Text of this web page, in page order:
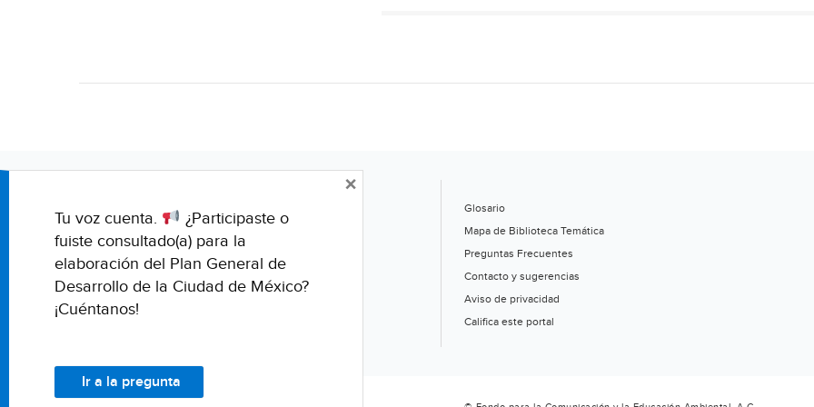
Glosario
Mapa de Biblioteca Temática
Preguntas Frecuentes
Contacto y sugerencias
Aviso de privacidad
Califica este portal
Tu voz cuenta.
¿Participaste o
fuiste consultado(a) para la
elaboración del Plan General de
Desarrollo de la Ciudad de México?
¡Cuéntanos!
Ir a la pregunta
×